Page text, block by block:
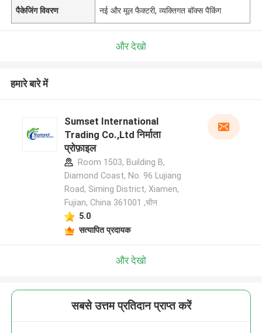
पैकेजिंग विवरण नई और मूल फैक्टरी, व्यक्तिगत बॉक्स पैकिंग
और देखो
हमारे बारे में
Sumset International
Trading Co.,Ltd निर्माता
प्रोफ़ाइल
Room 1503, Building B,
Diamond Coast, No. 96 Lujiang
Road, Siming District, Xiamen,
Fujian, China 361001 ,चीन
5.0
सत्यापित प्रदायक
और देखो
सबसे उत्तम प्रतिदान प्राप्त करें